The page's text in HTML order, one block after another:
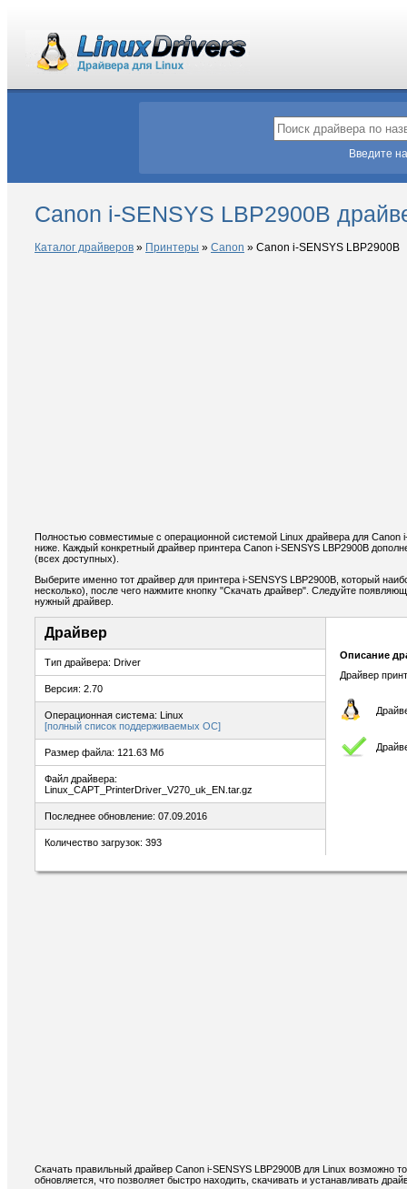
Введите
Canon i-SENSYS LBP2900B
Каталог драйверов » Принтеры » Canon » Canon i-SENSYS LBP2900B
Полностью совместимые с операционной системой Linux драйвера для
ниже. Каждый конкретный драйвер принтера Canon i-SENSYS LBP2900B
(всех доступных).
Выберите именно тот драйвер для принтера i-SENSYS LBP2900B, который
несколько), после чего нажмите кнопку "Скачать драйвер". Следуйте
нужный драйвер.
Драйвер
Тип драйвера: Driver
Версия: 2.70
Операционная система: Linux
[полный список поддерживаемых ОС]
Размер файла: 121.63 Мб
Файл драйвера:
Linux_CAPT_PrinterDriver_V270_uk_EN.tar.gz
Последнее обновление: 07.09.2016
Количество загрузок: 393
Описание
Драйвер
Скачать правильный драйвер Canon i-SENSYS LBP2900B для Linux возможно
обновляется, что позволяет быстро находить, скачивать и устанавливать